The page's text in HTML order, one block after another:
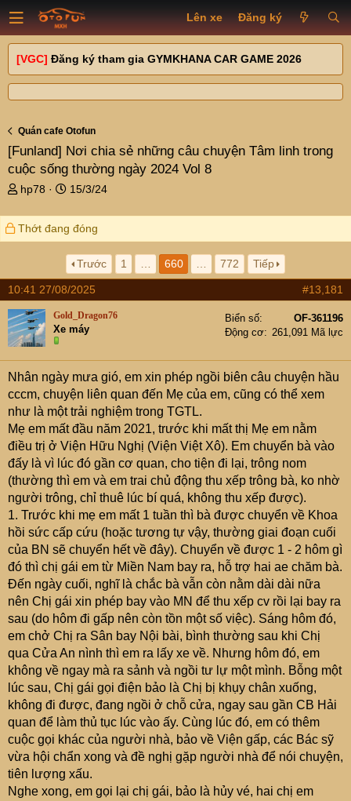
Lên xe Đăng ký
[VGC] Đăng ký tham gia GYMKHANA CAR GAME 2026
Quán cafe Otofun
[Funland] Nơi chia sẻ những câu chuyện Tâm linh trong
cuộc sống thường ngày 2024 Vol 8
T
r
e
s
t
a
r
t
hp78
N
à
y
ử
i
15/3/24
Thớt đang đóng
Trước 1 660 772 Tiếp
10:41 27/08/2025 #13,181
Gold_Dragon76
Xe máy
Biển số
OF-361196
Động cơ
261,091 Mã lực
Nhân ngày mưa gió, em xin phép ngồi biên câu chuyện hầu
cccm, chuyện liên quan đến Mẹ của em, cũng có thể xem
như là một trải nghiệm trong TGTL.
Mẹ em mất đầu năm 2021, trước khi mất thị Mẹ em nằm
điều trị ở Viện Hữu Nghị (Viện Việt Xô). Em chuyển bà vào
đấy là vì lúc đó gần cơ quan, cho tiện đi lại, trông nom
(thường thì em và em trai chủ động thu xếp trông bà, ko nhờ
người trông, chỉ thuê lúc bí quá, không thu xếp được).
1. Trước khi mẹ em mất 1 tuần thì bà được chuyển về Khoa
hồi sức cấp cứu (hoặc tương tự vậy, thường giai đoạn cuối
của BN sẽ chuyển hết về đây). Chuyển về được 1 - 2 hôm gì
đó thì chị gái em từ Miền Nam bay ra, hỗ trợ hai ae chăm bà.
Đến ngày cuối, nghĩ là chắc bà vẫn còn nằm dài dài nữa
nên Chị gái xin phép bay vào MN để thu xếp cv rồi lại bay ra
sau (do hôm đi gấp nên còn tồn một số việc). Sáng hôm đó,
em chở Chị ra Sân bay Nội bài, bình thường sau khi Chị
qua Cửa An nình thì em ra lấy xe về. Nhưng hôm đó, em
không về ngay mà ra sảnh và ngồi tư lự một mình. Bỗng một
lúc sau, Chị gái gọi điện bảo là Chị bị khụy chân xuống,
không đi được, đang ngồi ở chỗ cửa, ngay sau gần CB Hải
quan để làm thủ tục lúc vào ấy. Cùng lúc đó, em có thêm
cuộc gọi khác của người nhà, bảo về Viện gấp, các Bác sỹ
vừa hội chẩn xong và đề nghị gặp người nhà để nói chuyện,
tiên lượng xấu.
Nghe xong, em gọi lại chị gái, bảo là hủy vé, hai chị em